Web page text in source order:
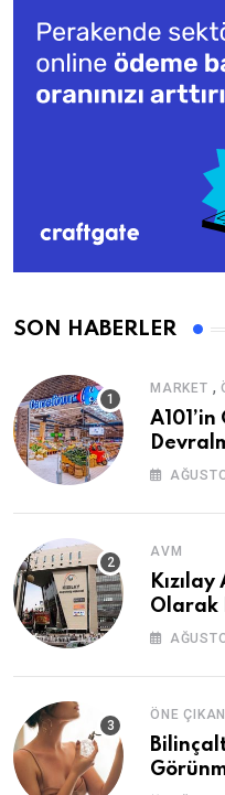
SON HABERLER
MARKET ,
AVM
Olarak
ÖNE